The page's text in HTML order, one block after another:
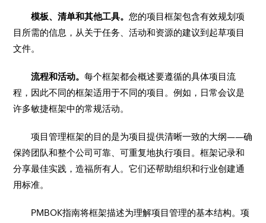
模板、清单和其他工具。您的项目框架包含有效规划项
目所需的信息，从关于任务、活动和资源的建议到起草项目
文件。
流程和活动。每个框架都会概述要遵循的具体项目流
程，因此不同的框架适用于不同的项目。例如，日常会议是
许多敏捷框架中的常规活动。
项目管理框架的目的是为项目提供清晰一致的大纲——确
保跨团队和整个公司可靠、可重复地执行项目。框架记录和
分享最佳实践，造福所有人。它们还帮助组织和行业创建通
用标准。
PMBOK指南将框架描述为理解项目管理的基本结构。项